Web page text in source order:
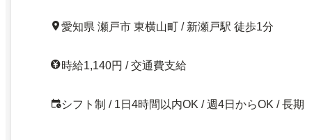
愛知県 瀬戸市 東横山町 / 新瀬戸駅 徒歩1分
時給1,140円 / 交通費支給
シフト制 / 1日4時間以内OK / 週4日からOK / 長期